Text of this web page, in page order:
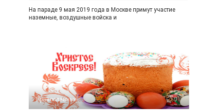
На параде 9 мая 2019 года в Москве примут участие
наземные, воздушные войска и
Православные 0